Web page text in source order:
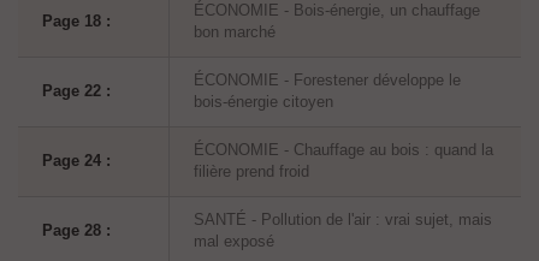
Page 18 :
ÉCONOMIE - Bois-énergie, un chauffage
bon marché
Page 22 :
ÉCONOMIE - Forestener développe le
bois-énergie citoyen
Page 24 :
ÉCONOMIE - Chauffage au bois : quand la
filière prend froid
Page 28 :
SANTÉ - Pollution de l'air : vrai sujet, mais
mal exposé